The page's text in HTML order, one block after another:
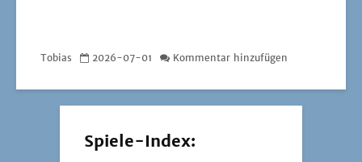
Tobias 2026-07-01 Kommentar hinzufügen
Spiele-Index: